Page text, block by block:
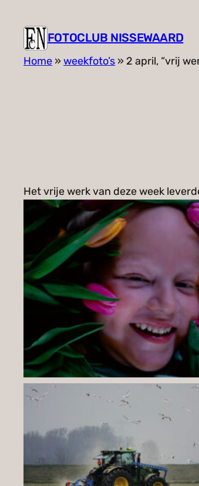
FOTOCLUB NISSEWAARD
Home » weekfoto’s » 2 april, “vrij
Het vrije werk van deze week